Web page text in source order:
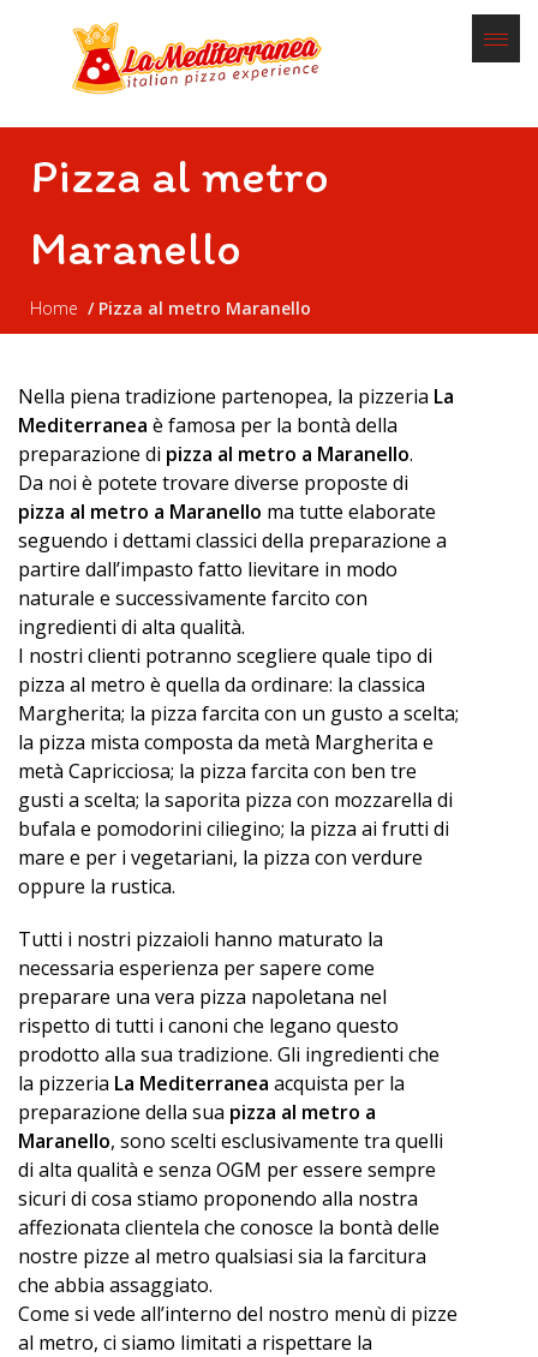
Pizza al metro
Maranello
Home Pizza al metro Maranello
Nella piena tradizione partenopea, la pizzeria La
Mediterranea è famosa per la bontà della
preparazione di pizza al metro a Maranello.
Da noi è potete trovare diverse proposte di
pizza al metro a Maranello ma tutte elaborate
seguendo i dettami classici della preparazione a
partire dall’impasto fatto lievitare in modo
naturale e successivamente farcito con
ingredienti di alta qualità.
I nostri clienti potranno scegliere quale tipo di
pizza al metro è quella da ordinare: la classica
Margherita; la pizza farcita con un gusto a scelta;
la pizza mista composta da metà Margherita e
metà Capricciosa; la pizza farcita con ben tre
gusti a scelta; la saporita pizza con mozzarella di
bufala e pomodorini ciliegino; la pizza ai frutti di
mare e per i vegetariani, la pizza con verdure
oppure la rustica.
Tutti i nostri pizzaioli hanno maturato la
necessaria esperienza per sapere come
preparare una vera pizza napoletana nel
rispetto di tutti i canoni che legano questo
prodotto alla sua tradizione. Gli ingredienti che
la pizzeria La Mediterranea acquista per la
preparazione della sua pizza al metro a
Maranello, sono scelti esclusivamente tra quelli
di alta qualità e senza OGM per essere sempre
sicuri di cosa stiamo proponendo alla nostra
affezionata clientela che conosce la bontà delle
nostre pizze al metro qualsiasi sia la farcitura
che abbia assaggiato.
Come si vede all’interno del nostro menù di pizze
al metro, ci siamo limitati a rispettare la